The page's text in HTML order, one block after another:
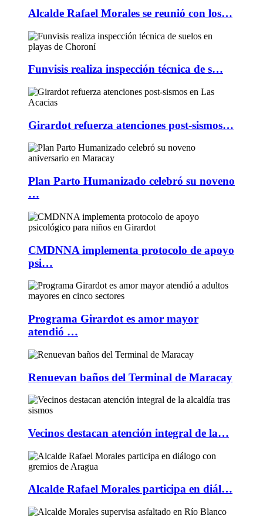
Alcalde Rafael Morales se reunió con los…
Funvisis realiza inspección técnica de s…
Girardot refuerza atenciones post-sismos…
Plan Parto Humanizado celebró su noveno
…
CMDNNA implementa protocolo de apoyo
psi…
Programa Girardot es amor mayor
atendió …
Renuevan baños del Terminal de Maracay
Vecinos destacan atención integral de la…
Alcalde Rafael Morales participa en diál…